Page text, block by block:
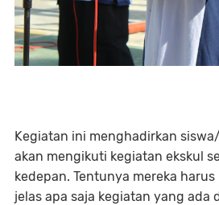
Kegiatan ini menghadirkan
akan mengikuti kegiatan ekskul
kedepan. Tentunya mereka
jelas apa saja kegiatan yang ada